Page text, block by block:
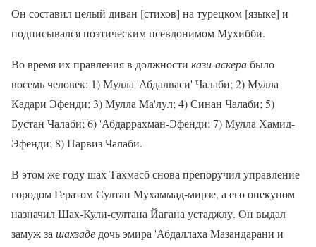
Он составил целый диван [стихов] на турецком [языке] и
подписывался поэтическим псевдонимом Мухибби.
Во время их правления в должности кази-аскерабыло
восемь человек: 1) Мулла 'Абдалваси' Чалаби; 2) Мулла
Кадари Эфенди; 3) Мулла Ma'лyл; 4) Синан Чалаби; 5)
Бустан Чалаби; 6) 'Абдаррахман-Эфенди; 7) Мулла Хамид-
Эфенди; 8) Парвиз Чалаби.
В этом же году шах Тахмасб снова препоручил управление
городом Гератом Султан Мухаммад-мирзе, а его опекуном
назначил Шах-Кули-султана Йагана устаджлу. Он выдал
замуж за шахзаде дочь эмира 'Абдаллаха Мазандарани и